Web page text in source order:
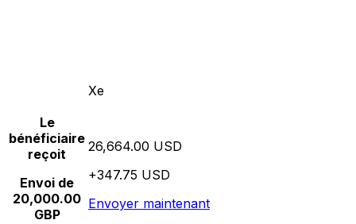
Xe
Le
bénéficiaire
reçoit
Envoi de
20,000.00
GBP
26,664.00 USD
+347.75 USD
Envoyer maintenant